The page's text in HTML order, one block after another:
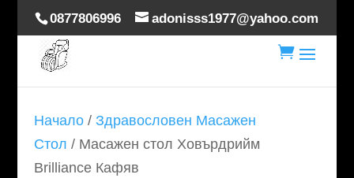
0877806996 adonisss1977@yahoo.com

Начало/ Здравословен Масажен
Стол / Масажен стол Ховърдрийм
Brilliance Кафяв